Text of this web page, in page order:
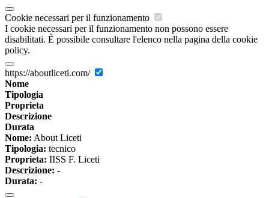
Cookie necessari per il funzionamento
I cookie necessari per il funzionamento non possono essere
disabilitati. È possibile consultare l'elenco nella pagina della cookie
policy.
https://aboutliceti.com/
Nome
Tipologia
Proprieta
Descrizione
Durata
Nome: About Liceti
Tipologia: tecnico
Proprieta: IISS F. Liceti
Descrizione: -
Durata: -